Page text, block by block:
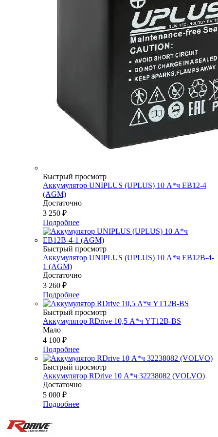
Быстрый просмотр
Аккумулятор UNIPLUS (UPLUS) 10 А*ч EB12-4
(AGM)
Достаточно
3 250 ₽
Подробнее
Быстрый просмотр
Аккумулятор UNIPLUS (UPLUS) 10 А*ч EB12B-4-
1 (AGM)
Достаточно
3 260 ₽
Подробнее
Быстрый просмотр
Аккумулятор RDrive 10,5 А*ч YT12B-BS
Мало
4 100 ₽
Подробнее
Быстрый просмотр
Аккумулятор RDrive 10 А*ч 32238082 (VOLVO)
Достаточно
5 000 ₽
Подробнее